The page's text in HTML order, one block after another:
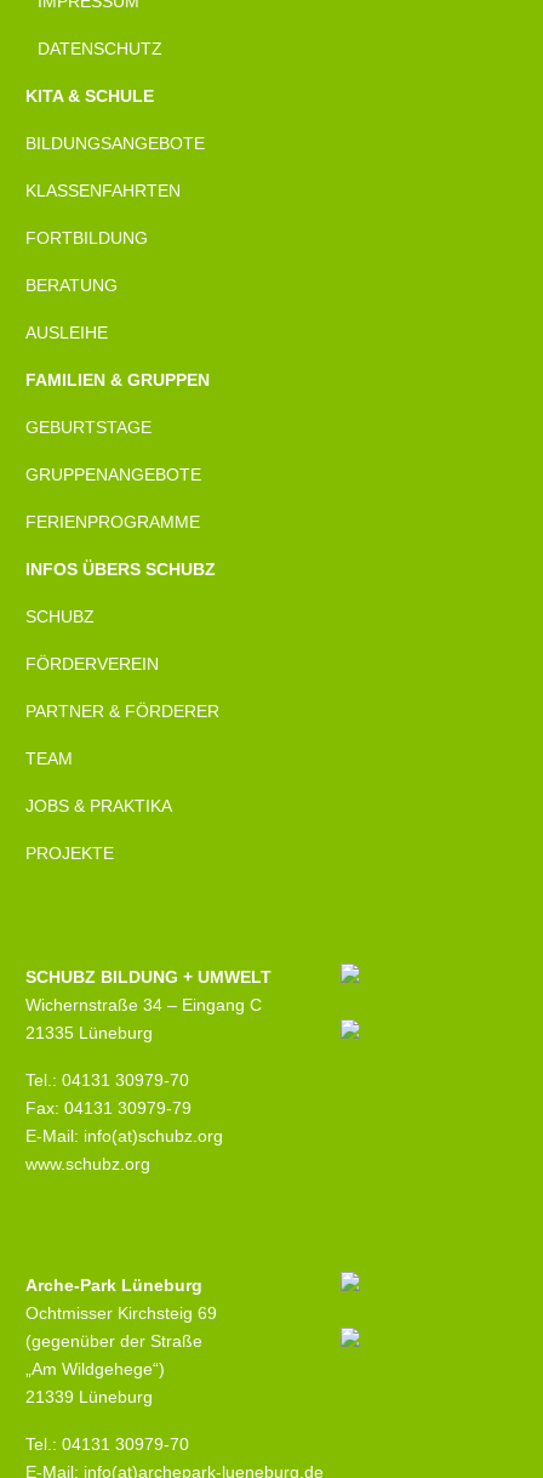
DATENSCHUTZ
KITA & SCHULE
BILDUNGSANGEBOTE
KLASSENFAHRTEN
FORTBILDUNG
BERATUNG
AUSLEIHE
FAMILIEN & GRUPPEN
GEBURTSTAGE
GRUPPENANGEBOTE
FERIENPROGRAMME
INFOS ÜBERS SCHUBZ
SCHUBZ
FÖRDERVEREIN
PARTNER & FÖRDERER
TEAM
JOBS & PRAKTIKA
PROJEKTE
SCHUBZ BILDUNG + UMWELT
Wichernstraße 34 – Eingang C
21335 Lüneburg
Tel.: 04131 30979-70
Fax: 04131 30979-79
E-Mail: info(at)schubz.org
www.schubz.org
Arche-Park Lüneburg
Ochtmisser Kirchsteig 69
(gegenüber der Straße
„Am Wildgehege“)
21339 Lüneburg
Tel.: 04131 30979-70
E-Mail: info(at)archepark-lueneburg.de